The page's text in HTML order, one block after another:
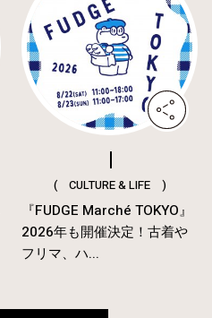
( CULTURE & LIFE )
『FUDGE Marché TOKYO』
2026年も開催決定！古着や
フリマ、ハ...